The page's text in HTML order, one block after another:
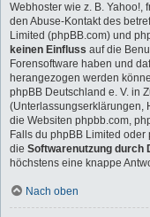
Webhoster wie z. B. Yahoo!,
den Abuse-Kontakt des
Limited (phpBB.com) und
keinen Einfluss auf die
Forensoftware haben und
herangezogen werden
phpBB Deutschland e. V. in
(Unterlassungserklärungen,
die Websiten phpbb.com,
Falls du phpBB Limited
die Softwarenutzung durch
höchstens eine knappe
Nach oben